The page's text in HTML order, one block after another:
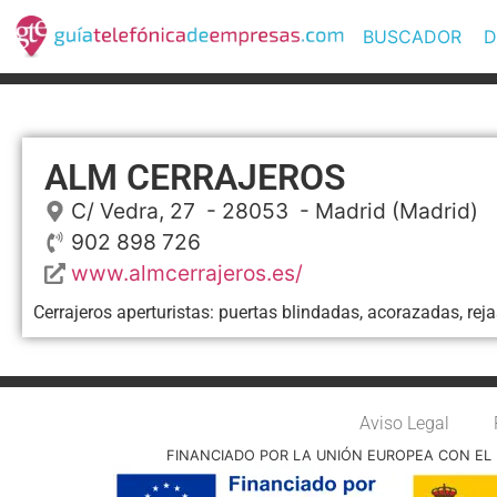
BUSCADOR
ALM CERRAJEROS
C/ Vedra, 27 - 28053 - Madrid (Madrid)
902 898 726
www.almcerrajeros.es/
Cerrajeros aperturistas: puertas blindadas, acorazadas,
Aviso Legal
FINANCIADO POR LA UNIÓN EUROPEA CON